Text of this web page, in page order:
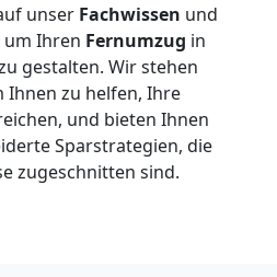
unser Fachwissen und
um Ihren Fernumzug in
gestalten. Wir stehen
Ihnen zu helfen, Ihre
und bieten Ihnen
Sparstrategien, die
zugeschnitten sind.